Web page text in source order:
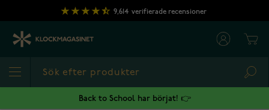
Hoppa till innehållet
9,614 verifierade recensioner
Back to School har börjat! 👉